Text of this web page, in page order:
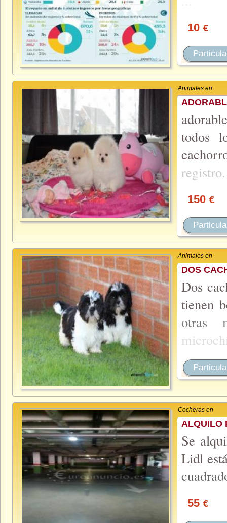
10 €
Animales en
todos
150 €
Animales en
DOS
Dos
tienen
otras
Cocheras en
ALQUILO
Se
Lidl
55 €